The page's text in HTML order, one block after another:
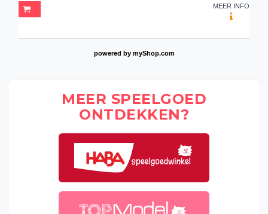
MEER INFO
powered by myShop.com
MEER SPEELGOED
ONTDEKKEN?